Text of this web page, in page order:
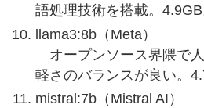
語処理技術を搭載。4.9GB
llama3:8b（Meta）
オープンソース界隈で
軽さのバランスが良い。
mistral:7b（Mistral AI）